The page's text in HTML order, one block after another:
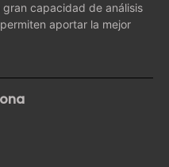
capacidad de análisis
aportar la mejor